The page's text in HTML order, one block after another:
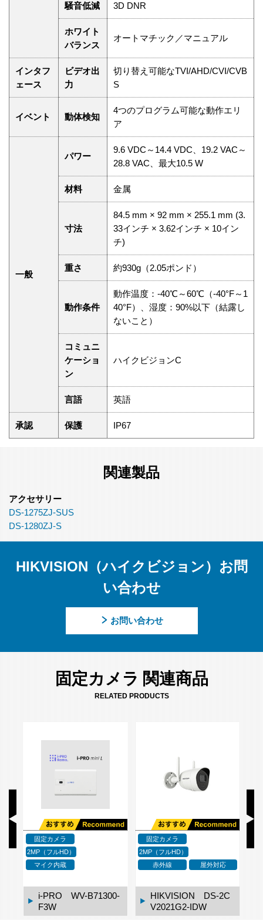
騒音低減 3D DNR
ホワイト
バランス
オートマチック／マニュアル
インタフ
ェース
ビデオ出
力
切り替え可能なTVI/AHD/CVI/CVB
S
イベント 動体検知
4つのプログラム可能な動作エリ
ア
一般
パワー
9.6 VDC～14.4 VDC、19.2 VAC～
28.8 VAC、最大10.5 W
材料 金属
寸法
84.5 mm × 92 mm × 255.1 mm (3.
33インチ × 3.62インチ × 10イン
チ)
重さ 約930g（2.05ポンド）
動作条件
動作温度：-40℃～60℃（-40°F～1
40°F）、湿度：90%以下（結露し
ないこと）
コミュニ
ケーショ
ン
ハイクビジョンC
言語 英語
承認 保護 IP67
関連製品
アクセサリー
DS-1275ZJ-SUS
DS-1280ZJ-S
HIKVISION（ハイクビジョン）お問
い合わせ
お問い合わせ
固定カメラ 関連商品
RELATED PRODUCTS
固定カメラ
2MP（フルHD）
マイク内蔵
i-PRO WV-B71300-
F3W
固定カメラ
2MP（フルHD）
赤外線
屋外対応
HIKVISION DS-2C
V2021G2-IDW